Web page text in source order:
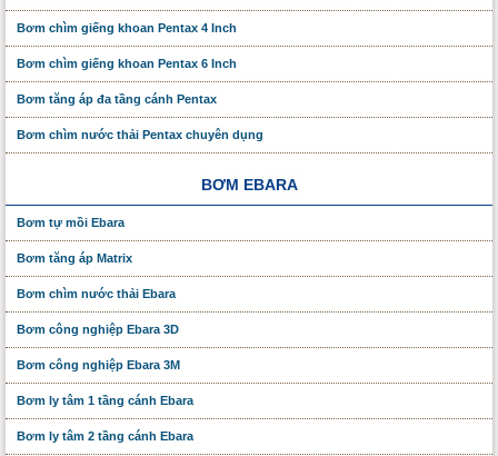
Bơm chìm giếng khoan Pentax 4 Inch
Bơm chìm giếng khoan Pentax 6 Inch
Bơm tăng áp đa tầng cánh Pentax
Bơm chìm nước thải Pentax chuyên dụng
BƠM EBARA
Bơm tự mồi Ebara
Bơm tăng áp Matrix
Bơm chìm nước thải Ebara
Bơm công nghiệp Ebara 3D
Bơm công nghiệp Ebara 3M
Bơm ly tâm 1 tầng cánh Ebara
Bơm ly tâm 2 tầng cánh Ebara